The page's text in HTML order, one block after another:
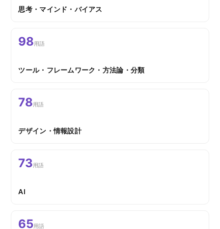
思考・マインド・バイアス
98用語
ツール・フレームワーク・方法論・分類
78用語
デザイン・情報設計
73用語
AI
65用語